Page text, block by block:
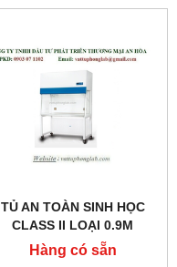
TỦ AN TOÀN SINH HỌC
CLASS II LOẠI 0.9M
MODEL:AC2-3E1
Hàng có sẵn